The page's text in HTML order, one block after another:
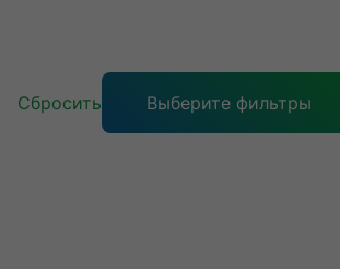
Сбросить Выберите фильтры